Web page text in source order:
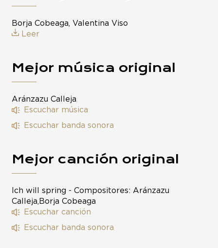
Borja Cobeaga, Valentina Viso
Leer
Mejor música original
Aránzazu Calleja
Escuchar música
Escuchar banda sonora
Mejor canción original
Ich will spring - Compositores: Aránzazu
Calleja,Borja Cobeaga
Escuchar canción
Escuchar banda sonora